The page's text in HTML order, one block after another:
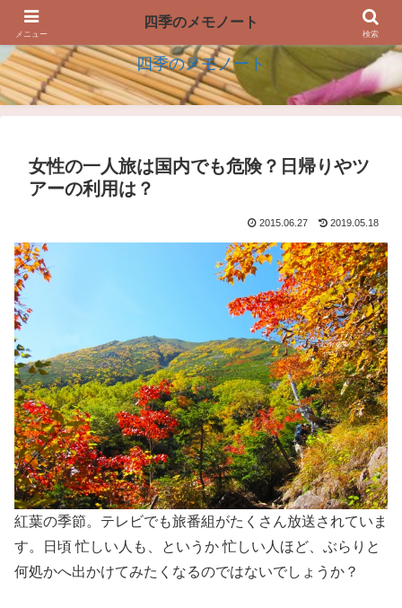
四季の生活を楽しむアイデアのメモノート
四季のメモノート
女性の一人旅は国内でも危険？日帰りやツ
アーの利用は？
2015.06.27 2019.05.18
紅葉の季節。テレビでも旅番組がたくさん放送されていま
す。日頃 忙しい人も、というか 忙しい人ほど、ぶらりと
何処かへ出かけてみたくなるのではないでしょうか？
メニュー
四季のメモノート
検索